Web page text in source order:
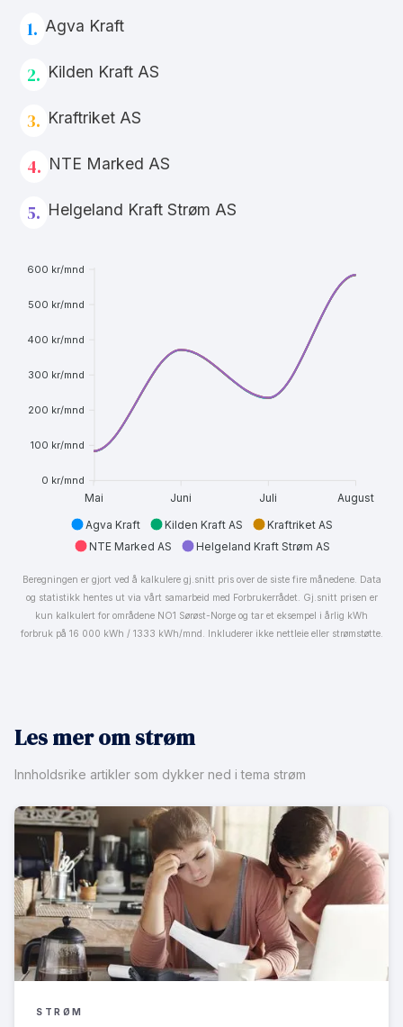
1. Agva Kraft
2. Kilden Kraft AS
3. Kraftriket AS
4. NTE Marked AS
5. Helgeland Kraft Strøm AS
600 kr/mnd
500 kr/mnd
400 kr/mnd
300 kr/mnd
200 kr/mnd
100 kr/mnd
0 kr/mnd
Mai Juni Juli August
Agva Kraft Kilden Kraft AS
Kraftriket AS
NTE Marked AS
Helgeland Kraft Strøm AS
Beregningen er gjort ved å kalkulere gj.snitt pris over de siste fire månedene. Data
og statistikk hentes ut via vårt samarbeid med Forbrukerrådet. Gj.snitt prisen er
kun kalkulert for områdene NO1 Sørøst-Norge og tar et eksempel i årlig kWh
forbruk på 16 000 kWh / 1333 kWh/mnd. Inkluderer ikke nettleie eller strømstøtte.
Les mer om strøm
Innholdsrike artikler som dykker ned i tema strøm
STRØM